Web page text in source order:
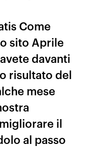
Come
sito Aprile
davanti
risultato del
mese
il
al passo